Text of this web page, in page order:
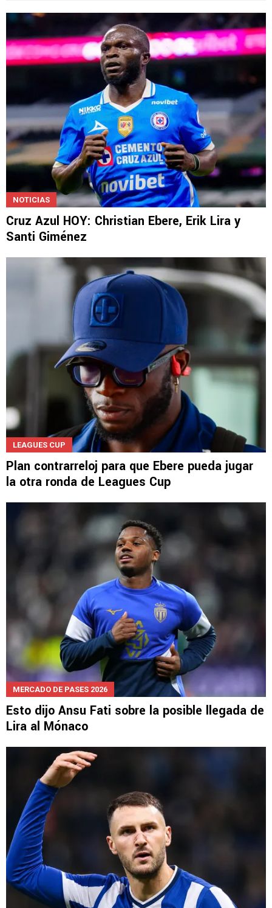
NOTICIAS
Cruz Azul HOY: Christian Ebere, Erik Lira y
Santi Giménez
LEAGUES CUP
Plan contrarreloj para que Ebere pueda jugar
la otra ronda de Leagues Cup
MERCADO DE PASES 2026
Esto dijo Ansu Fati sobre la posible llegada de
Lira al Mónaco